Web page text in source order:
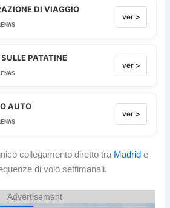
DI VIAGGIO
ver >
PATATINE
ver >
AUTO
ver >
collegamento diretto tra Madrid e
di volo settimanali.
Advertisement